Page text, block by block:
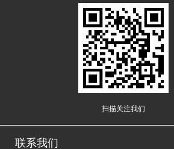
扫描关注我们
联系我们